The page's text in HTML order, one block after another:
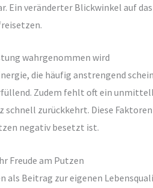
Ein veränderter Blickwinkel auf
wahrgenommen wird
die häufig anstrengend
Zudem fehlt oft ein
zurückkehrt. Diese
negativ besetzt ist.
Freude am Putzen
als Beitrag zur eigenen